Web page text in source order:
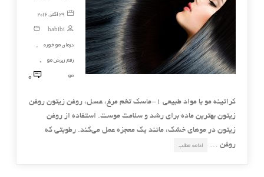
29 اکتبر, 2016
habibi
درمان موخوره
,
رفع ریزش مو ,
مو 0
کراتینه مو با مواد طبیعی 1-ماسک تخم مرغ، عسل، روغن زیتون روغن
زیتون بهترین ماده برای رشد و سلامت موست. استفاده از روغن
زیتون در موهای خشک، مانند یک معجزه عمل می‌کند. رطوبتی که
روغن …
ادامه مطلب